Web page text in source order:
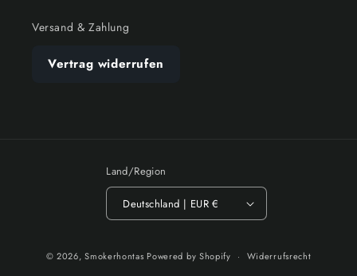
Versand & Zahlung
Vertrag widerrufen
Land/Region
Deutschland | EUR €
© 2026,Smokerhontas Powered by Shopify
Widerrufsrecht